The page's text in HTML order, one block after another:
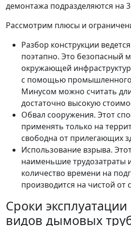
демонтажа подразделяются на
Рассмотрим плюсы и
Разбор конструкции
поэтапно. Это безопасный
окружающей
с помощью
Минусом можно считать
достаточно высокую
Обвал сооружения. Этот
применять только на
свободна от прилегающих
Использование взрыва.
наименьшие трудозатраты
количество времени на
производится на чистой от
Сроки
видов дымовых